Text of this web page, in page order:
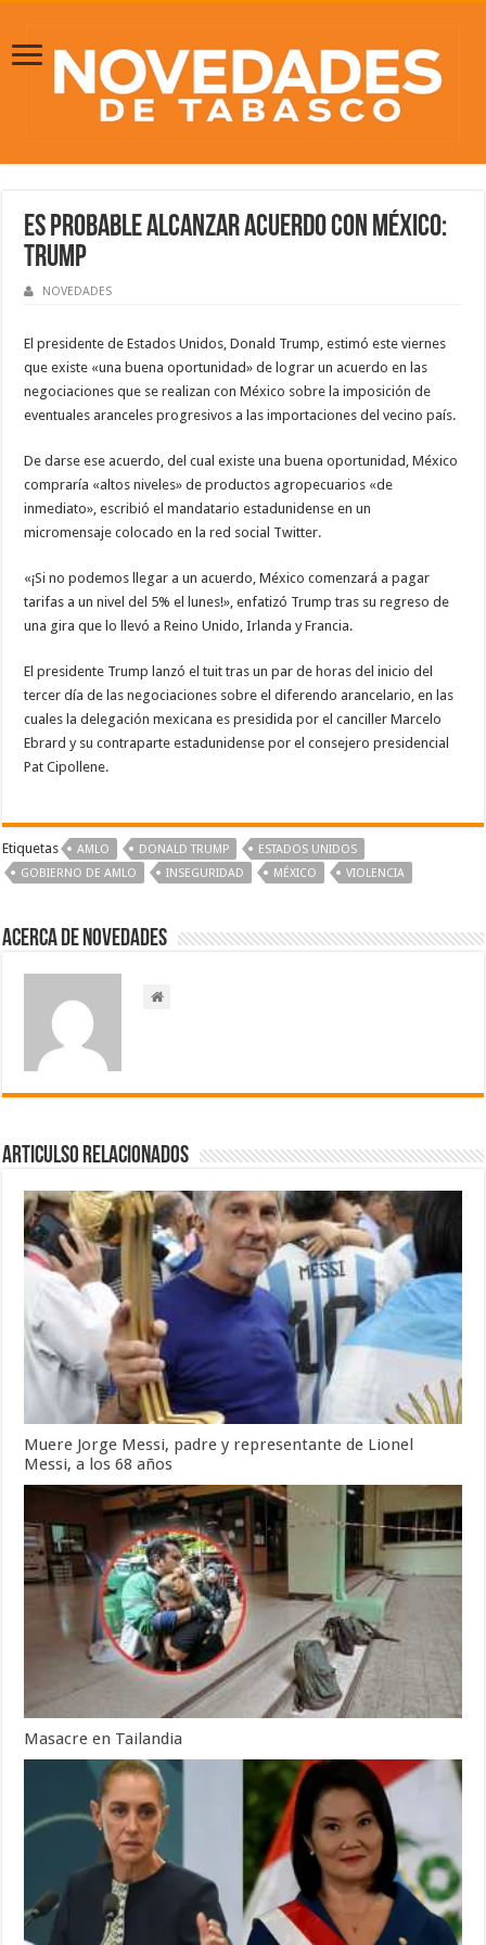
Es probable alcanzar acuerdo con México:
Trump
NOVEDADES
El presidente de Estados Unidos, Donald Trump, estimó este viernes
que existe «una buena oportunidad» de lograr un acuerdo en las
negociaciones que se realizan con México sobre la imposición de
eventuales aranceles progresivos a las importaciones del vecino país.
De darse ese acuerdo, del cual existe una buena oportunidad, México
compraría «altos niveles» de productos agropecuarios «de
inmediato», escribió el mandatario estadunidense en un
micromensaje colocado en la red social Twitter.
«¡Si no podemos llegar a un acuerdo, México comenzará a pagar
tarifas a un nivel del 5% el lunes!», enfatizó Trump tras su regreso de
una gira que lo llevó a Reino Unido, Irlanda y Francia.
El presidente Trump lanzó el tuit tras un par de horas del inicio del
tercer día de las negociaciones sobre el diferendo arancelario, en las
cuales la delegación mexicana es presidida por el canciller Marcelo
Ebrard y su contraparte estadunidense por el consejero presidencial
Pat Cipollene.
Etiquetas AMLO DONALD TRUMP
ESTADOS UNIDOS
GOBIERNO DE AMLO
INSEGURIDAD MÉXICO VIOLENCIA
Acerca de NOVEDADES
Articulso Relacionados
Muere Jorge Messi, padre y representante de Lionel
Messi, a los 68 años
Masacre en Tailandia